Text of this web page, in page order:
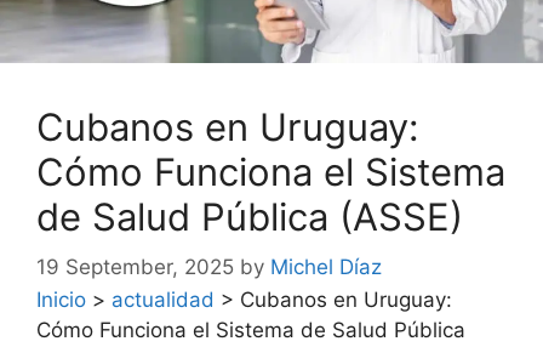
Cubanos en Uruguay:
Cómo Funciona el Sistema
de Salud Pública (ASSE)
19 September, 2025 by Michel Díaz
Inicio > actualidad > Cubanos en Uruguay:
Cómo Funciona el Sistema de Salud Pública